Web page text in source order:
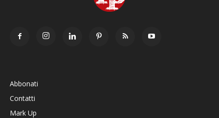
Abbonati
Contatti
Mark Up